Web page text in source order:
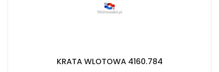
KRATA WLOTOWA 4160.784